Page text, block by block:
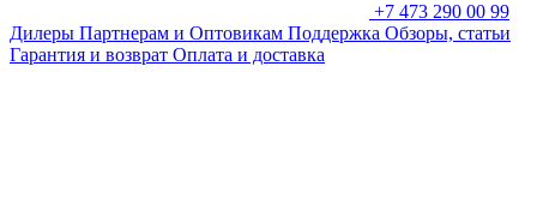
+7 473 290 00 99
Дилеры Партнерам и Оптовикам Поддержка Обзоры, статьи
Гарантия и возврат Оплата и доставка